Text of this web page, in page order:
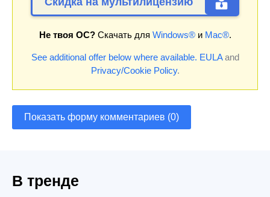
Не твоя ОС?Скачать для Windows®и Mac®.
See additional offer below where available. EULAand
Privacy/Cookie Policy.
Показать форму комментариев (0)
В тренде